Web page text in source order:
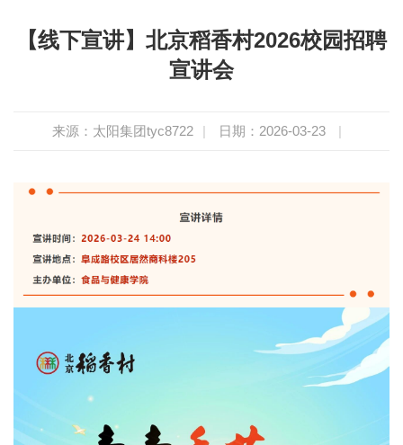
【线下宣讲】北京稻香村2026校园招聘
宣讲会
来源：太阳集团tyc8722 | 日期：2026-03-23 |